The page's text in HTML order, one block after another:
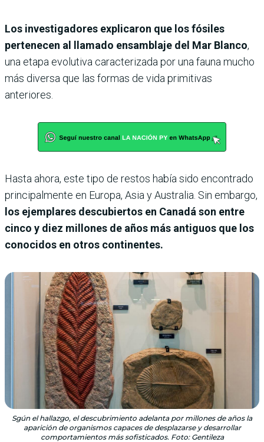
Los investigadores explicaron que los fósiles
pertenecen al llamado ensamblaje del Mar Blanco,
una etapa evolutiva caracterizada por una fauna mucho
más diversa que las formas de vida primitivas
anteriores.
Hasta ahora, este tipo de restos había sido encontrado
principalmente en Europa, Asia y Australia. Sin embargo,
los ejemplares descubiertos en Canadá son entre
cinco y diez millones de años más antiguos que los
conocidos en otros continentes.
Sgún el hallazgo, el descubrimiento adelanta por millones de años la
aparición de organismos capaces de desplazarse y desarrollar
comportamientos más sofisticados. Foto: Gentileza